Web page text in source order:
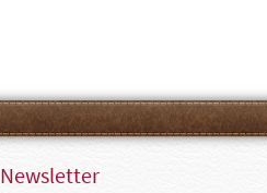
Newsletter